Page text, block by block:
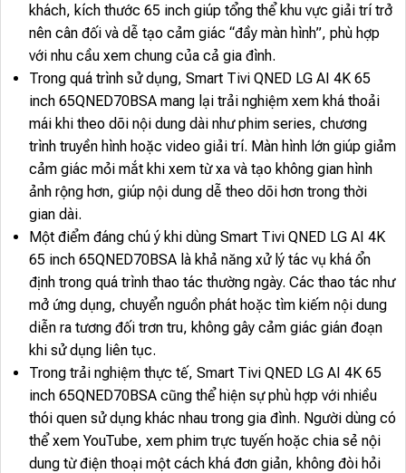
khách, kích thước 65 inch giúp tổng thể khu vực giải trí trở
nên cân đối và dễ tạo cảm giác “đầy màn hình”, phù hợp
với nhu cầu xem chung của cả gia đình.
Trong quá trình sử dụng, Smart Tivi QNED LG AI 4K 65
inch 65QNED70BSA mang lại trải nghiệm xem khá thoải
mái khi theo dõi nội dung dài như phim series, chương
trình truyền hình hoặc video giải trí. Màn hình lớn giúp giảm
cảm giác mỏi mắt khi xem từ xa và tạo không gian hình
ảnh rộng hơn, giúp nội dung dễ theo dõi hơn trong thời
gian dài.
Một điểm đáng chú ý khi dùng Smart Tivi QNED LG AI 4K
65 inch 65QNED70BSA là khả năng xử lý tác vụ khá ổn
định trong quá trình thao tác thường ngày. Các thao tác như
mở ứng dụng, chuyển nguồn phát hoặc tìm kiếm nội dung
diễn ra tương đối trơn tru, không gây cảm giác gián đoạn
khi sử dụng liên tục.
Trong trải nghiệm thực tế, Smart Tivi QNED LG AI 4K 65
inch 65QNED70BSA cũng thể hiện sự phù hợp với nhiều
thói quen sử dụng khác nhau trong gia đình. Người dùng có
thể xem YouTube, xem phim trực tuyến hoặc chia sẻ nội
dung từ điện thoại một cách khá đơn giản, không đòi hỏi